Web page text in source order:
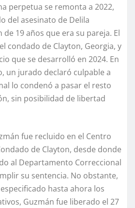
perpetua se remonta a 2022,
del asesinato de Delila
de 19 años que era su pareja. El
condado de Clayton, Georgia, y
que se desarrolló en 2024. En
un jurado declaró culpable a
lo condenó a pasar el resto
sin posibilidad de libertad
fue recluido en el Centro
de Clayton, desde donde
al Departamento Correccional
su sentencia. No obstante,
hasta ahora los
Guzmán fue liberado el 27